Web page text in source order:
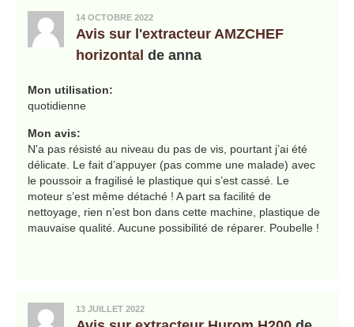
14 OCTOBRE 2022
Avis sur l'extracteur AMZCHEF
horizontal de anna
Mon utilisation:
quotidienne
Mon avis:
N’a pas résisté au niveau du pas de vis, pourtant j’ai été
délicate. Le fait d’appuyer (pas comme une malade) avec
le poussoir a fragilisé le plastique qui s’est cassé. Le
moteur s’est même détaché ! A part sa facilité de
nettoyage, rien n’est bon dans cette machine, plastique de
mauvaise qualité. Aucune possibilité de réparer. Poubelle !
13 JUILLET 2022